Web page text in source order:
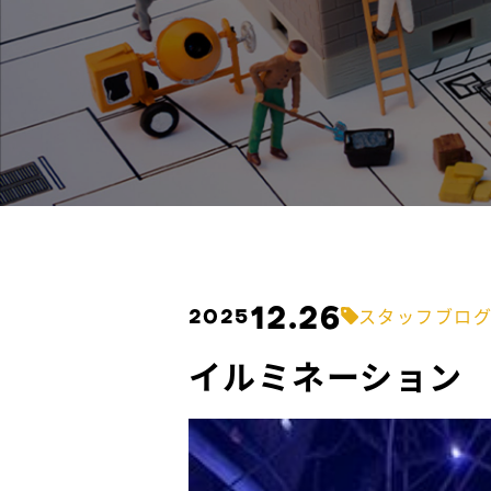
202512.26 スタッフブロ
イルミネーション